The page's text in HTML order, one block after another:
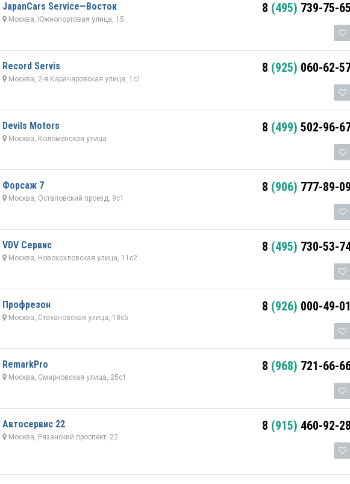
JapanСars Service—Восток
Москва, Южнопортовая улица, 15
8 (495) 739-75-65
Record Servis
Москва, 2-я Карачаровская улица, 1с1
8 (925) 060-62-
Devils Motors
Москва, Коломенская улица
8 (499) 502-96-
Форсаж 7
Москва, Остаповский проезд, 9с1
8 (906) 777-89-09
VDV Сервис
Москва, Новохохловская улица, 11с2
8 (495) 730-53-
Профрезон
Москва, Стахановская улица, 18с5
8 (926) 000-49-01
RemarkPro
Москва, Смирновская улица, 25с1
8 (968) 721-66-
Автосервис 22
Москва, Рязанский проспект, 22
8 (915) 460-92-28